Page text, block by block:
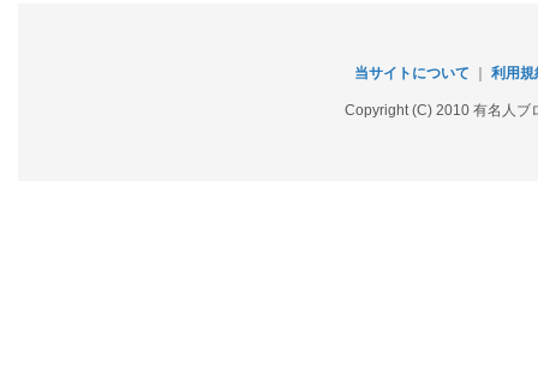
当サイトについて 利用規
Copyright (C) 2010 有名人ブ